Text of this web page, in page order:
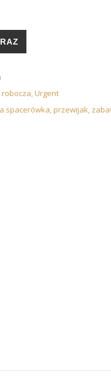
robocza,Urgent
spacerówka,przewijak,